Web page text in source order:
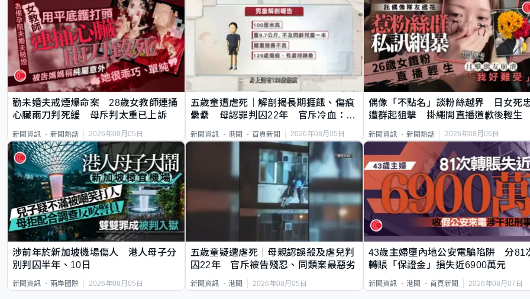
勸未婚夫戒煙爆命案 28歲女教師連捅
心臟兩刀判死緩 母斥判太重已上訴
新聞資訊 新聞熱話 2026年08月05日
五歲童遭虐死｜解剖揭長期捱餓、傷痕
纍纍 母認罪判囚22年 官斥冷血：同
新聞資訊 港聞 首頁新聞 2026年08月05日
偶像「不點名」談粉絲越界 日女死
遭群起狙擊 掛繩開直播道歉後輕生
新聞資訊 新聞熱話 2026年08月06日
涉前年於新加坡機場傷人 港人母子分
別判囚半年、10日
新聞資訊 兩岸國際 2026年08月05日
五歲童疑遭虐死｜母親認誤殺及虐兒判
囚22年 官斥被告殘忍、同類案最惡劣
新聞資訊 港聞 2026年08月05日
43歲主婦墮內地公安電騙陷阱 分81
轉賬「保證金」損失近6900萬元
新聞資訊 港聞 首頁新聞 2026年08月07日